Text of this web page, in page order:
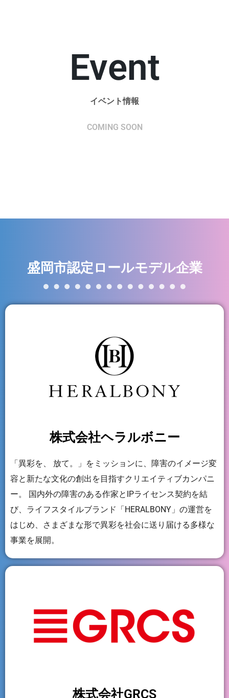
Event
イベント情報
COMING SOON
盛岡市認定ロールモデル企業
株式会社ヘラルボニー
「異彩を、 放て。」をミッションに、障害のイメージ変
容と新たな文化の創出を目指すクリエイティブカンパニ
ー。 国内外の障害のある作家とIPライセンス契約を結
び、ライフスタイルブランド「HERALBONY」の運営を
はじめ、さまざまな形で異彩を社会に送り届ける多様な
事業を展開。
株式会社GRCS